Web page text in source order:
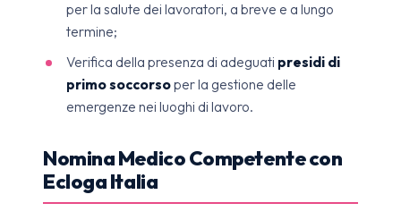
per la salute dei lavoratori, a breve e a lungo
termine;
Verifica della presenza di adeguati presidi di
primo soccorsoper la gestione delle
emergenze nei luoghi di lavoro.
Nomina Medico Competente con
Ecloga Italia